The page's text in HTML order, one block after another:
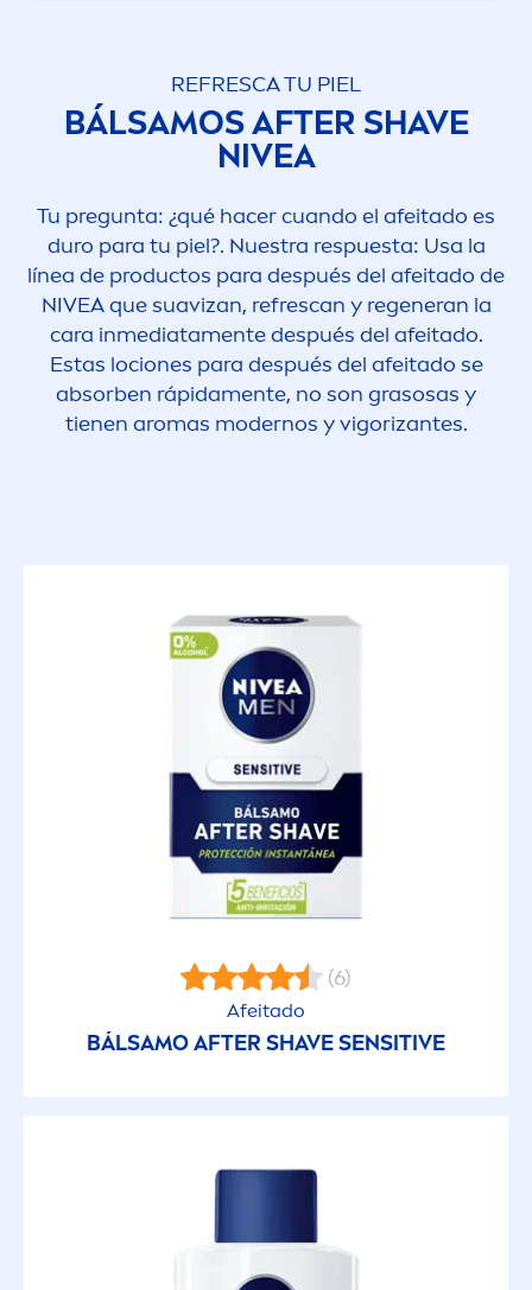
REFRESCA TU PIEL
BÁLSAMOS AFTER SHAVE
NIVEA
Tu pregunta: ¿qué hacer cuando el afeitado es
duro para tu piel?. Nuestra respuesta: Usa la
línea de productos para después del afeitado de
NIVEAque suavizan, refrescan y regeneran la
cara inmediatamente después del afeitado.
Estas lociones para después del afeitado se
absorben rápidamente, no son grasosas y
tienen aromas modernos y vigorizantes.
(6)
Afeitado
BÁLSAMO AFTER SHAVESENSITIVE